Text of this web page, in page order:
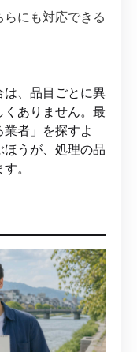
にも対応できる
、品目ごとに異
くありません。最
者」を探すよ
ほうが、処理の品
。